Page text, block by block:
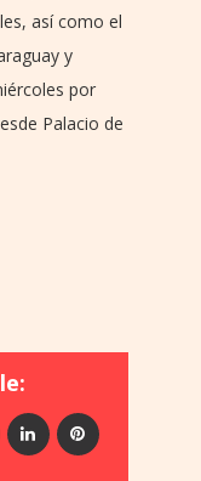
así como el
y
por
Palacio de